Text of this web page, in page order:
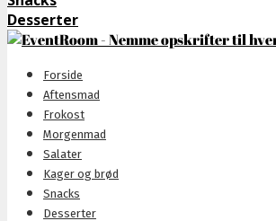
Desserter
Forside
Aftensmad
Frokost
Morgenmad
Salater
Kager og brød
Snacks
Desserter